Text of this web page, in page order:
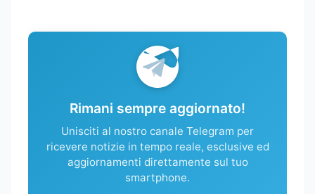
Rimani sempre aggiornato!
Unisciti al nostro canale Telegram per
ricevere notizie in tempo reale, esclusive ed
aggiornamenti direttamente sul tuo
smartphone.